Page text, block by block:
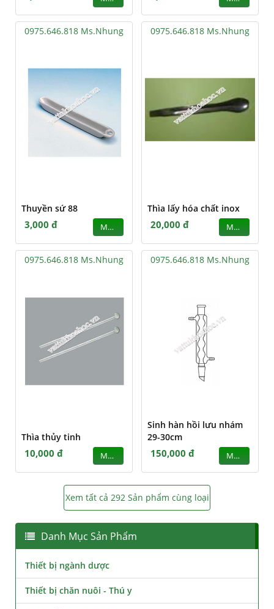
0975.646.818 Ms.Nhung
Thuyền sứ 88
3,000 đ MUA
0975.646.818 Ms.Nhung
Thìa lấy hóa chất inox
20,000 đ MUA
0975.646.818 Ms.Nhung
Thìa thủy tinh
10,000 đ MUA
0975.646.818 Ms.Nhung
Sinh hàn hồi lưu nhám
29-30cm
150,000 đ MUA
Xem tất cả 292 Sản phẩm cùng loại
Danh Mục Sản Phẩm
Thiết bị ngành dược
Thiết bị chăn nuôi - Thú y